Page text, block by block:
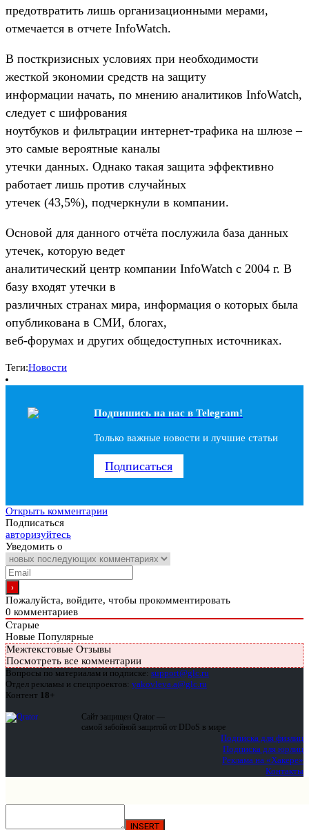
предотвратить лишь организационными мерами,
отмечается в отчете InfoWatch.
В посткризисных условиях при необходимости
жесткой экономии средств на защиту
информации начать, по мнению аналитиков InfoWatch,
следует с шифрования
ноутбуков и фильтрации интернет-трафика на шлюзе –
это самые вероятные каналы
утечки данных. Однако такая защита эффективно
работает лишь против случайных
утечек (43,5%), подчеркнули в компании.
Основой для данного отчёта послужила база данных
утечек, которую ведет
аналитический центр компании InfoWatch с 2004 г. В
базу входят утечки в
различных странах мира, информация о которых была
опубликована в СМИ, блогах,
веб-форумах и других общедоступных источниках.
Теги:Новости
Подпишись на наc в Telegram!
Только важные новости и лучшие статьи
Подписаться
Открыть комментарии
Подписаться
авторизуйтесь
Уведомить о
Пожалуйста, войдите, чтобы прокомментировать
0 комментариев
Старые
Новые Популярные
Межтекстовые Отзывы
Посмотреть все комментарии
Вопросы по материалам и подписке: support@glc.ru
Отдел рекламы и спецпроектов: yakovleva.a@glc.ru
Контент 18+
Сайт защищен Qrator —
самой забойной защитой от DDoS в мире
Подписка для физлиц
Подписка для юрлиц
Реклама на «Хакере»
Контакты
INSERT